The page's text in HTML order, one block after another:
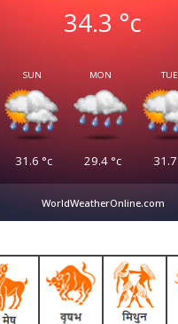
34.3 °c
SUN
31.6 °c
MON
29.4°c
TUE
31.7
WorldWeatherOnline.com